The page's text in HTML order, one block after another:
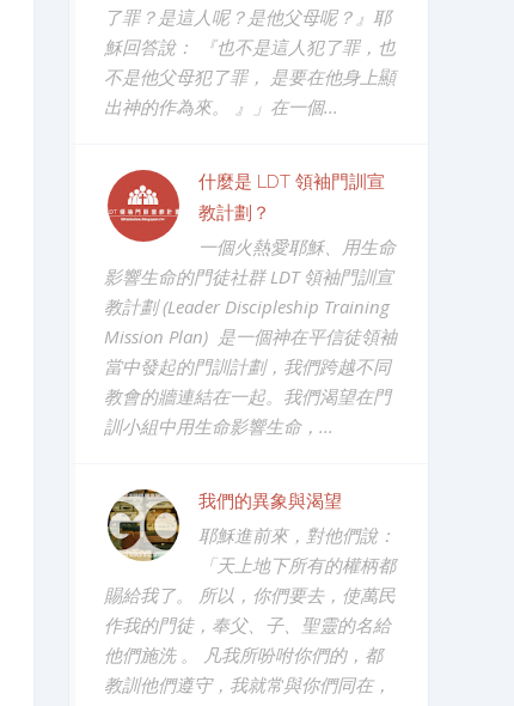
了罪？是這人呢？是他父母呢？』耶
穌回答說： 『也不是這人犯了罪，也
不是他父母犯了罪， 是要在他身上顯
出神的作為來。 』」在一個...
什麼是 LDT 領袖門訓宣
教計劃？
一個火熱愛耶穌、用生命
影響生命的門徒社群 LDT 領袖門訓宣
教計劃 (Leader Discipleship Training
Mission Plan) 是一個神在平信徒領袖
當中發起的門訓計劃，我們跨越不同
教會的牆連結在一起。我們渴望在門
訓小組中用生命影響生命，...
我們的異象與渴望
耶穌進前來，對他們說：
「天上地下所有的權柄都
賜給我了。 所以，你們要去，使萬民
作我的門徒，奉父、子、聖靈的名給
他們施洗 。 凡我所吩咐你們的，都
教訓他們遵守，我就常與你們同在，